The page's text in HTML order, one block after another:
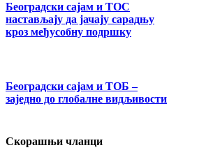
Београдски сајам и ТОС
настављају да јачају сарадњу
кроз међусобну подршку
Београдски сајам и ТОБ –
заједно до глобалне видљивости
Скорашњи чланци